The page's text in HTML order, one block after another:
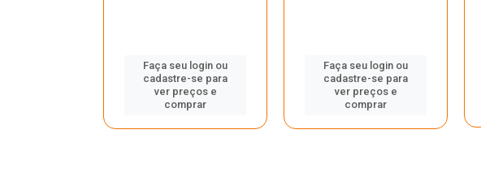
Faça seu login ou
cadastre-se para
ver preços e
comprar
Faça seu login ou
cadastre-se para
ver preços e
comprar